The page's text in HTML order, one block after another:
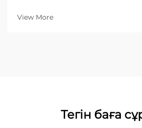
кесу — қайшылар, соққыштар
View More
Тегін баға